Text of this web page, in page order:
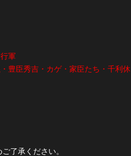
軍
豊臣秀吉・カゲ・家臣たち・千利休
了承ください。